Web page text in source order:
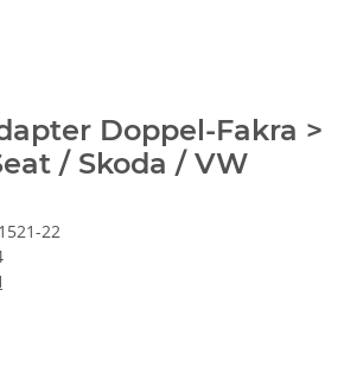
Doppel-Fakra >
/ Skoda / VW
22